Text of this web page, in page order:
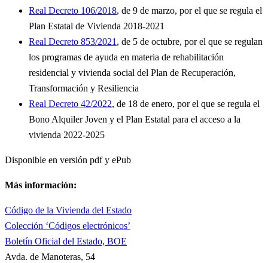
Real Decreto 106/2018, de 9 de marzo, por el que se regula el
Plan Estatal de Vivienda 2018-2021
Real Decreto 853/2021 , de 5 de octubre, por el que se regulan
los programas de ayuda en materia de rehabilitación
residencial y vivienda social del Plan de Recuperación,
Transformación y Resiliencia
Real Decreto 42/2022, de 18 de enero, por el que se regula el
Bono Alquiler Joven y el Plan Estatal para el acceso a la
vivienda 2022-2025
Disponible en versión pdf y ePub
Más información:
Código de la Vivienda del Estado
Colección ‘Códigos electrónicos’
Boletín Oficial del Estado, BOE
Avda. de Manoteras, 54